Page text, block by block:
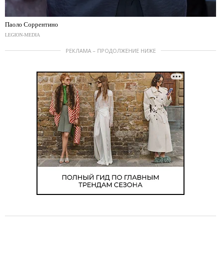
Паоло Соррентино
LEGION-MEDIA
РЕКЛАМА – ПРОДОЛЖЕНИЕ НИЖЕ